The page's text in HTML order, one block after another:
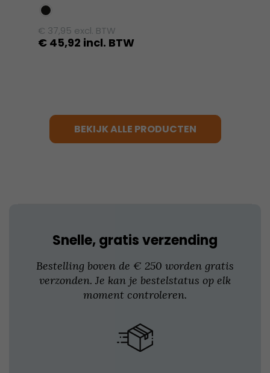
€ 37,95 excl. BTW
€ 45,92 incl. BTW
variaties.
productpagina
BEKIJK ALLE PRODUCTEN
Snelle, gratis verzending
Bestelling boven de € 250 worden gratis
verzonden. Je kan je bestelstatus op elk
moment controleren.